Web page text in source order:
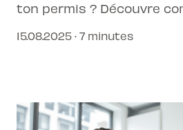
ton permis ? Découvre
15.08.2025 · 7 minutes